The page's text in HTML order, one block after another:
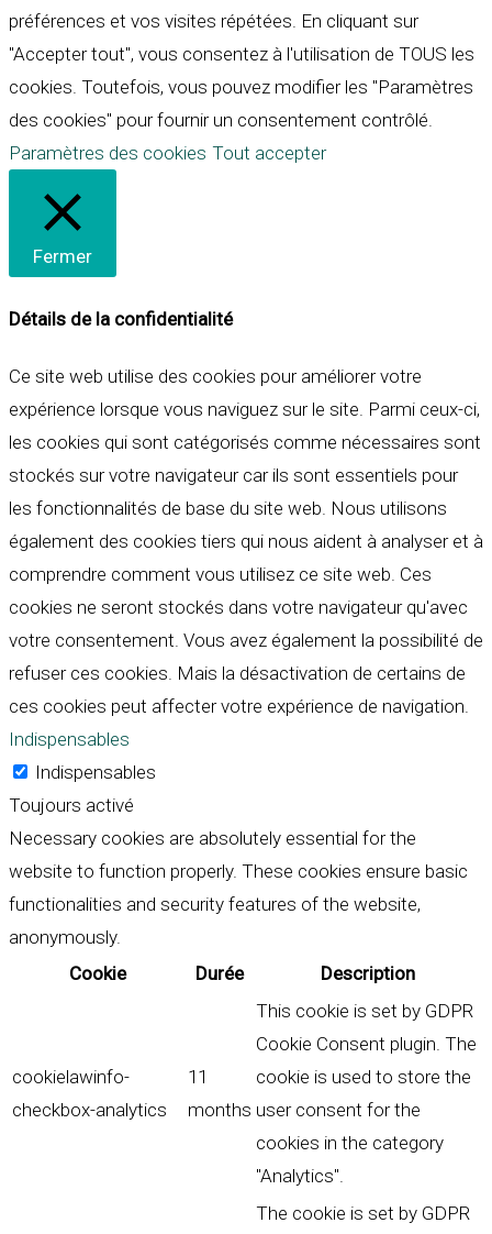
préférences et vos visites répétées. En cliquant sur
"Accepter tout", vous consentez à l'utilisation de TOUS les
cookies. Toutefois, vous pouvez modifier les "Paramètres
des cookies" pour fournir un consentement contrôlé.
Paramètres des cookies Tout accepter
Fermer
Détails de la confidentialité
Ce site web utilise des cookies pour améliorer votre
expérience lorsque vous naviguez sur le site. Parmi ceux-ci,
les cookies qui sont catégorisés comme nécessaires sont
stockés sur votre navigateur car ils sont essentiels pour
les fonctionnalités de base du site web. Nous utilisons
également des cookies tiers qui nous aident à analyser et à
comprendre comment vous utilisez ce site web. Ces
cookies ne seront stockés dans votre navigateur qu'avec
votre consentement. Vous avez également la possibilité de
refuser ces cookies. Mais la désactivation de certains de
ces cookies peut affecter votre expérience de navigation.
Indispensables
Indispensables
Toujours activé
Necessary cookies are absolutely essential for the
website to function properly. These cookies ensure basic
functionalities and security features of the website,
anonymously.
Cookie
Durée Description
cookielawinfo-
checkbox-analytics
11
months
This cookie is set by GDPR
Cookie Consent plugin. The
cookie is used to store the
user consent for the
cookies in the category
"Analytics".
The cookie is set by GDPR